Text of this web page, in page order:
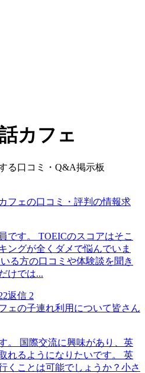
カフェ
る口コミ・Q&A掲示板
フェの口コミ・評判の情報求
です。 TOEICのスコアはそこ
ングが全くダメで悩んでいま
る方の口コミや体験談を聞き
けでは...
返信 2
ェの子連れ利用について皆さん
。 国際交流に興味があり、英
れるようになりたいです。 英
くことは可能でしょうか？小さ